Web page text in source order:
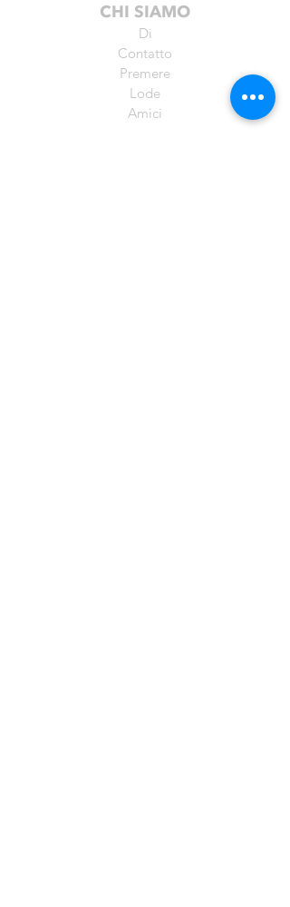
CHI SIAMO
Di
Contatto
Premere
Lode
Amici